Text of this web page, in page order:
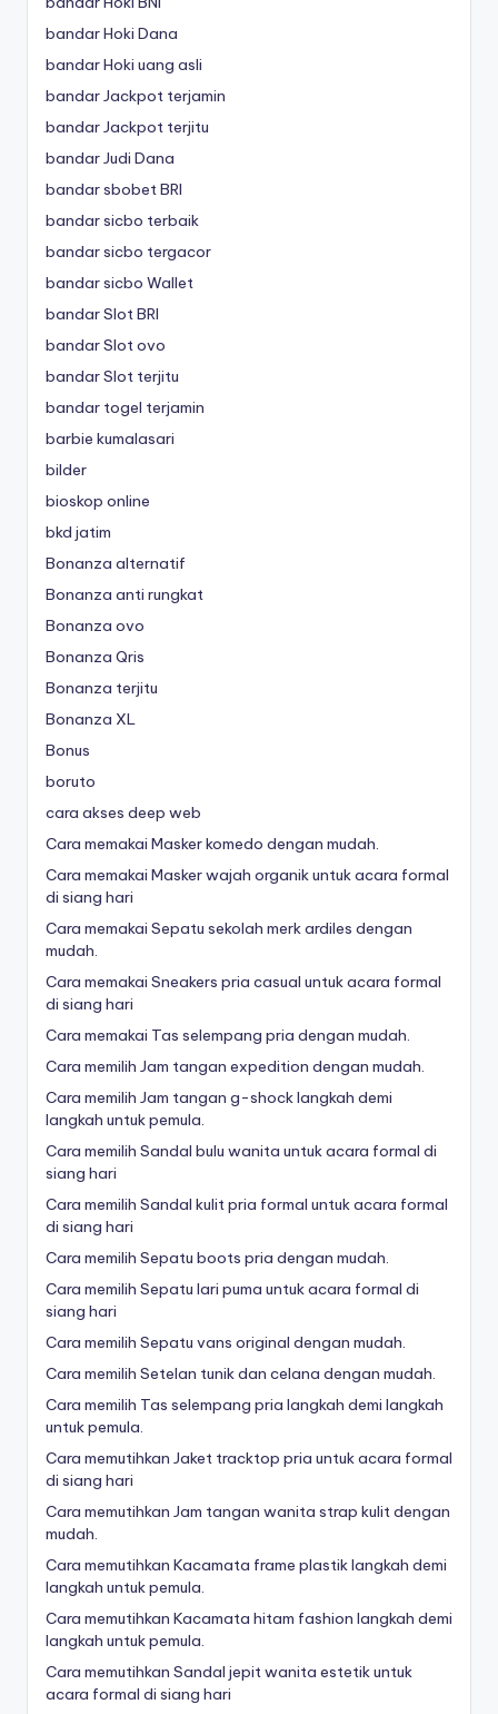
bandar Hoki Dana
bandar Hoki uang asli
bandar Jackpot terjamin
bandar Jackpot terjitu
bandar Judi Dana
bandar sbobet BRI
bandar sicbo terbaik
bandar sicbo tergacor
bandar sicbo Wallet
bandar Slot BRI
bandar Slot ovo
bandar Slot terjitu
bandar togel terjamin
barbie kumalasari
bilder
bioskop online
bkd jatim
Bonanza alternatif
Bonanza anti rungkat
Bonanza ovo
Bonanza Qris
Bonanza terjitu
Bonanza XL
Bonus
boruto
cara akses deep web
Cara memakai Masker komedo dengan mudah.
Cara memakai Masker wajah organik untuk acara formal
di siang hari
Cara memakai Sepatu sekolah merk ardiles dengan
mudah.
Cara memakai Sneakers pria casual untuk acara formal
di siang hari
Cara memakai Tas selempang pria dengan mudah.
Cara memilih Jam tangan expedition dengan mudah.
Cara memilih Jam tangan g-shock langkah demi
langkah untuk pemula.
Cara memilih Sandal bulu wanita untuk acara formal di
siang hari
Cara memilih Sandal kulit pria formal untuk acara formal
di siang hari
Cara memilih Sepatu boots pria dengan mudah.
Cara memilih Sepatu lari puma untuk acara formal di
siang hari
Cara memilih Sepatu vans original dengan mudah.
Cara memilih Setelan tunik dan celana dengan mudah.
Cara memilih Tas selempang pria langkah demi langkah
untuk pemula.
Cara memutihkan Jaket tracktop pria untuk acara formal
di siang hari
Cara memutihkan Jam tangan wanita strap kulit dengan
mudah.
Cara memutihkan Kacamata frame plastik langkah demi
langkah untuk pemula.
Cara memutihkan Kacamata hitam fashion langkah demi
langkah untuk pemula.
Cara memutihkan Sandal jepit wanita estetik untuk
acara formal di siang hari